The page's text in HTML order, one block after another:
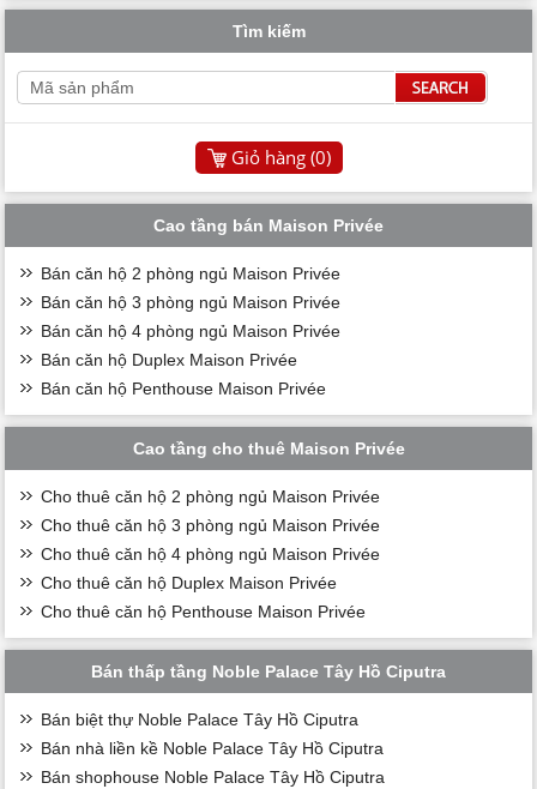
Tìm kiếm
Giỏ hàng (0)
Cao tầng bán Maison Privée
Bán căn hộ 2 phòng ngủ Maison Privée
Bán căn hộ 3 phòng ngủ Maison Privée
Bán căn hộ 4 phòng ngủ Maison Privée
Bán căn hộ Duplex Maison Privée
Bán căn hộ Penthouse Maison Privée
Cao tầng cho thuê Maison Privée
Cho thuê căn hộ 2 phòng ngủ Maison Privée
Cho thuê căn hộ 3 phòng ngủ Maison Privée
Cho thuê căn hộ 4 phòng ngủ Maison Privée
Cho thuê căn hộ Duplex Maison Privée
Cho thuê căn hộ Penthouse Maison Privée
Bán thấp tầng Noble Palace Tây Hồ Ciputra
Bán biệt thự Noble Palace Tây Hồ Ciputra
Bán nhà liền kề Noble Palace Tây Hồ Ciputra
Bán shophouse Noble Palace Tây Hồ Ciputra